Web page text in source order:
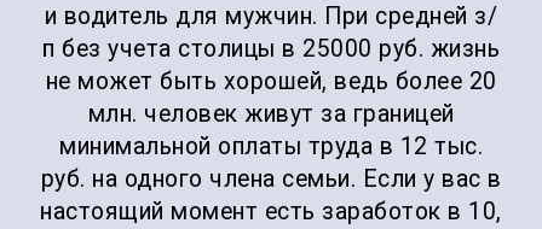
и водитель для мужчин. При средней з/
п без учета столицы в 25000 руб. жизнь
не может быть хорошей, ведь более 20
млн. человек живут за границей
минимальной оплаты труда в 12 тыс.
руб. на одного члена семьи. Если у вас в
настоящий момент есть заработок в 10,